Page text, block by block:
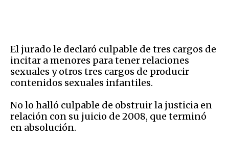
El jurado le declaró culpable de tres cargos de
incitar a menores para tener relaciones
sexuales y otros tres cargos de producir
contenidos sexuales infantiles.
No lo halló culpable de obstruir la justicia en
relación con su juicio de 2008, que terminó
en absolución.